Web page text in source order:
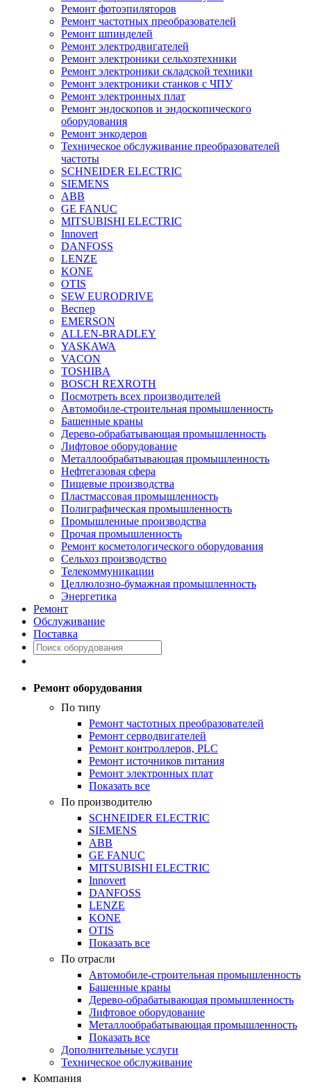
Ремонт фотоэпиляторов
Ремонт частотных преобразователей
Ремонт шпинделей
Ремонт электродвигателей
Ремонт электроники сельхозтехники
Ремонт электроники складской техники
Ремонт электроники станков с ЧПУ
Ремонт электронных плат
Ремонт эндоскопов и эндоскопического
оборудования
Ремонт энкодеров
Техническое обслуживание преобразователей
частоты
SCHNEIDER ELECTRIC
SIEMENS
ABB
GE FANUC
MITSUBISHI ELECTRIC
Innovert
DANFOSS
LENZE
KONE
OTIS
SEW EURODRIVE
Веспер
EMERSON
ALLEN-BRADLEY
YASKAWA
VACON
TOSHIBA
BOSCH REXROTH
Посмотреть всех производителей
Автомобиле-строительная промышленность
Башенные краны
Дерево-обрабатывающая промышленность
Лифтовое оборудование
Металлообрабатывающая промышленность
Нефтегазовая сфера
Пищевые производства
Пластмассовая промышленность
Полиграфическая промышленность
Промышленные производства
Прочая промышленность
Ремонт косметологического оборудования
Сельхоз производство
Телекоммуникации
Целлюлозно-бумажная промышленность
Энергетика
Ремонт
Обслуживание
Поставка
Ремонт оборудования
По типу
Ремонт частотных преобразователей
Ремонт серводвигателей
Ремонт контроллеров, PLC
Ремонт источников питания
Ремонт электронных плат
Показать все
По производителю
SCHNEIDER ELECTRIC
SIEMENS
ABB
GE FANUC
MITSUBISHI ELECTRIC
Innovert
DANFOSS
LENZE
KONE
OTIS
Показать все
По отрасли
Автомобиле-строительная промышленность
Башенные краны
Дерево-обрабатывающая промышленность
Лифтовое оборудование
Металлообрабатывающая промышленность
Показать все
Дополнительные услуги
Техническое обслуживание
Компания